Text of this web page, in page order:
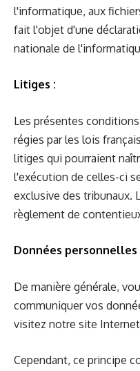
l'informatique, aux
fait l'objet d'une
nationale de
Litiges :
Les présentes
régies par les lois
litiges qui pourraient
l'exécution de celles-ci
exclusive des tribunaux.
règlement de
Données personnelles
De manière générale,
communiquer vos
visitez notre site Internet
Cependant, ce principe